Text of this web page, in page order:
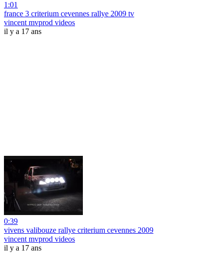
1:01
france 3 criterium cevennes rallye 2009 tv
vincent mvprod videos
il y a 17 ans
0:39
vivens valibouze rallye criterium cevennes 2009
vincent mvprod videos
il y a 17 ans